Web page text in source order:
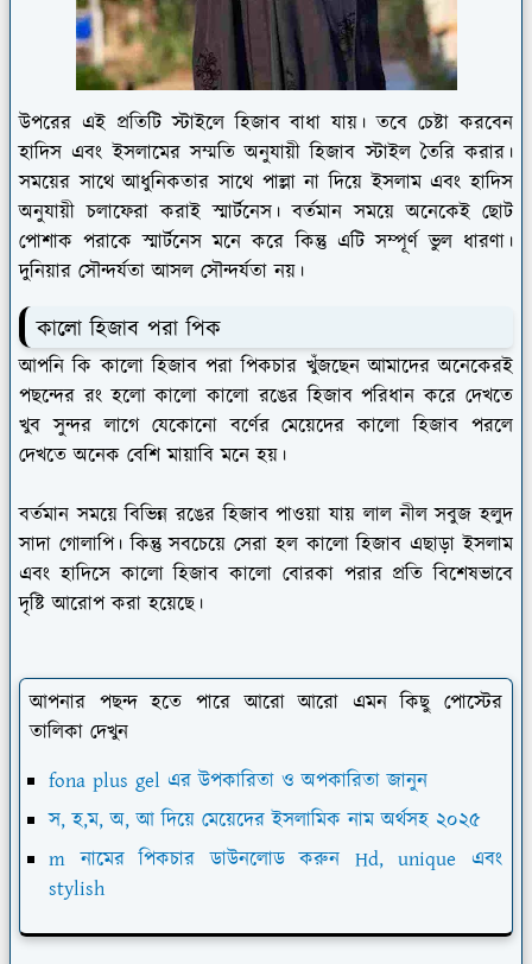
উপরের এই প্রতিটি স্টাইলে হিজাব বাধা যায়। তবে চেষ্টা করবেন
হাদিস এবং ইসলামের সম্মতি অনুযায়ী হিজাব স্টাইল তৈরি করার।
সময়ের সাথে আধুনিকতার সাথে পাল্লা না দিয়ে ইসলাম এবং হাদিস
অনুযায়ী চলাফেরা করাই স্মার্টনেস। বর্তমান সময়ে অনেকেই ছোট
পোশাক পরাকে স্মার্টনেস মনে করে কিন্তু এটি সম্পূর্ণ ভুল ধারণা।
দুনিয়ার সৌন্দর্যতা আসল সৌন্দর্যতা নয়।
কালো হিজাব পরা পিক
আপনি কি কালো হিজাব পরা পিকচার খুঁজছেন আমাদের অনেকেরই
পছন্দের রং হলো কালো কালো রঙের হিজাব পরিধান করে দেখতে
খুব সুন্দর লাগে যেকোনো বর্ণের মেয়েদের কালো হিজাব পরলে
দেখতে অনেক বেশি মায়াবি মনে হয়।
বর্তমান সময়ে বিভিন্ন রঙের হিজাব পাওয়া যায় লাল নীল সবুজ হলুদ
সাদা গোলাপি। কিন্তু সবচেয়ে সেরা হল কালো হিজাব এছাড়া ইসলাম
এবং হাদিসে কালো হিজাব কালো বোরকা পরার প্রতি বিশেষভাবে
দৃষ্টি আরোপ করা হয়েছে।
আপনার পছন্দ হতে পারে আরো আরো এমন কিছু পোস্টের
তালিকা দেখুন
fona plus gel এর উপকারিতা ও অপকারিতা জানুন
স, হ,ম, অ, আ দিয়ে মেয়েদের ইসলামিক নাম অর্থসহ ২০২৫
m নামের পিকচার ডাউনলোড করুন Hd, unique এবং
stylish